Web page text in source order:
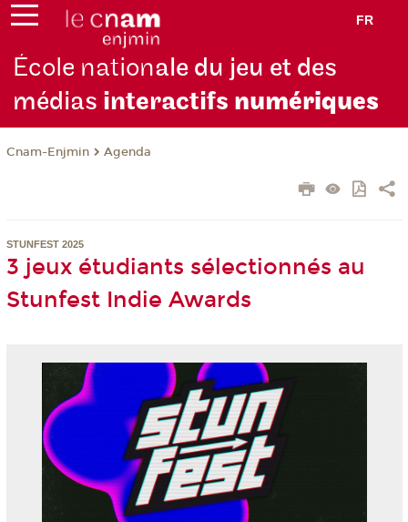
FR
École nationale du jeu et des
médias interactifs numériques
Cnam-Enjmin Agenda
STUNFEST 2025
3 jeux étudiants sélectionnés au
Stunfest Indie Awards